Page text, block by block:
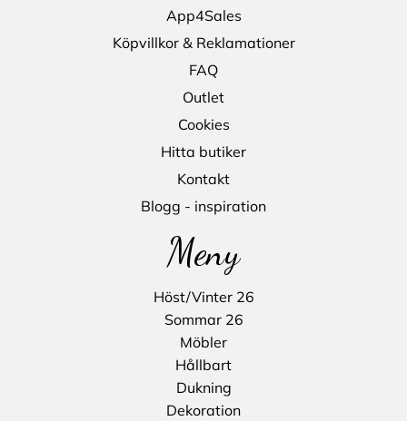
App4Sales
Köpvillkor & Reklamationer
FAQ
Outlet
Cookies
Hitta butiker
Kontakt
Blogg - inspiration
Meny
Höst/Vinter 26
Sommar 26
Möbler
Hållbart
Dukning
Dekoration